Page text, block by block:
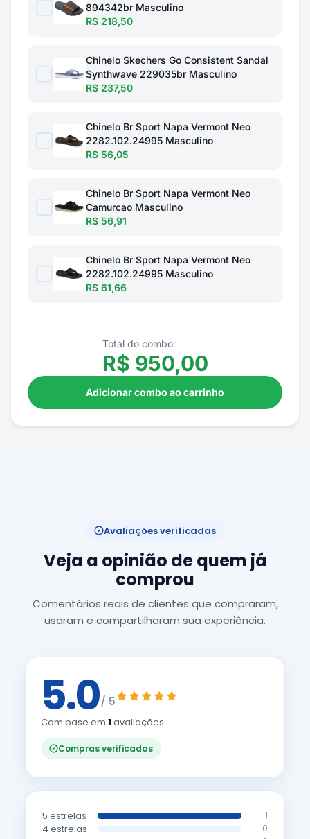
894342br Masculino
R$ 218,50
Chinelo Skechers Go Consistent Sandal
Synthwave 229035br Masculino
R$ 237,50
Chinelo Br Sport Napa Vermont Neo
2282.102.24995 Masculino
R$ 56,05
Chinelo Br Sport Napa Vermont Neo
Camurcao Masculino
R$ 56,91
Chinelo Br Sport Napa Vermont Neo
2282.102.24995 Masculino
R$ 61,66
Total do combo:
R$ 950,00
Adicionar combo ao carrinho
Avaliações verificadas
Veja a opinião de quem já
comprou
Comentários reais de clientes que compraram,
usaram e compartilharam sua experiência.
5.0/ 5
Com base em 1avaliações
Compras verificadas
5 estrelas 1
4 estrelas 0